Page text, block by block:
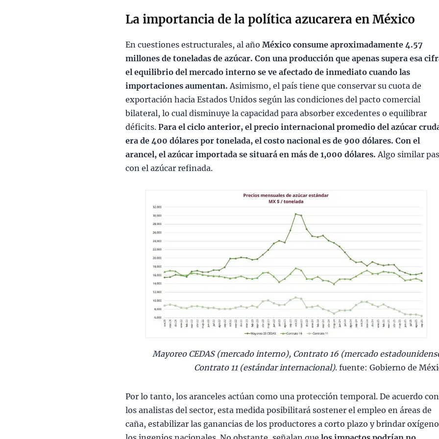
La importancia de la política azucarera en México
En cuestiones estructurales, al año México consume aproximadamente 4.57
millones de toneladas de azúcar. Con una producción que apenas supera esa
el equilibrio del mercado interno se ve afectado de inmediato cuando las
importaciones aumentan. Asimismo, el país tiene que conservar su cuota de
exportación hacia Estados Unidos según las condiciones del pacto comercial
bilateral, lo cual disminuye la capacidad para absorber excedentes o equilibrar
déficits.Para el ciclo anterior, el precio internacional promedio del azúcar
era de 400 dólares por tonelada, el costo nacional es de 900 dólares. Con el
arancel, el azúcar importada se situará en más de 1,000 dólares. Algo similar
con el azúcar refinada.
Mayoreo CEDAS (mercado interno), Contrato 16 (mercado
Contrato 11 (estándar internacional). fuente: Gobierno de
Por lo tanto, los aranceles actúan como una protección temporal. De acuerdo con
los analistas del sector, esta medida posibilitará sostener el empleo en áreas de
caña, estabilizar las ganancias de los productores a corto plazo y brindar